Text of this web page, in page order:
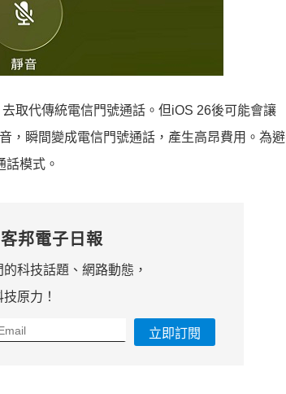
取代傳統電信門號通話。但iOS 26後可能會讓
，瞬間變成電信門號通話，產生高昂費用。為避
模式。
邦電子日報
科技話題、網路動態，
原力！
立即訂閱